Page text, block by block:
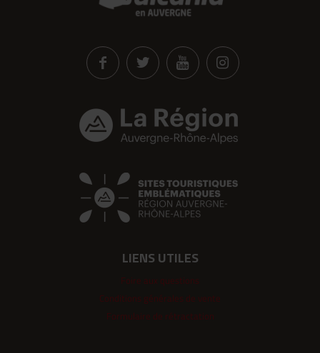
LIENS UTILES
Foire aux questions
Conditions générales de vente
Formulaire de rétractation